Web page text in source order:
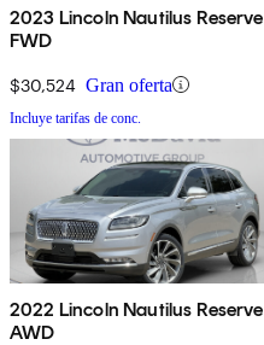
2023 Lincoln Nautilus Reserve
FWD
$30,524 Gran oferta
Incluye tarifas de conc.
2022 Lincoln Nautilus Reserve
AWD